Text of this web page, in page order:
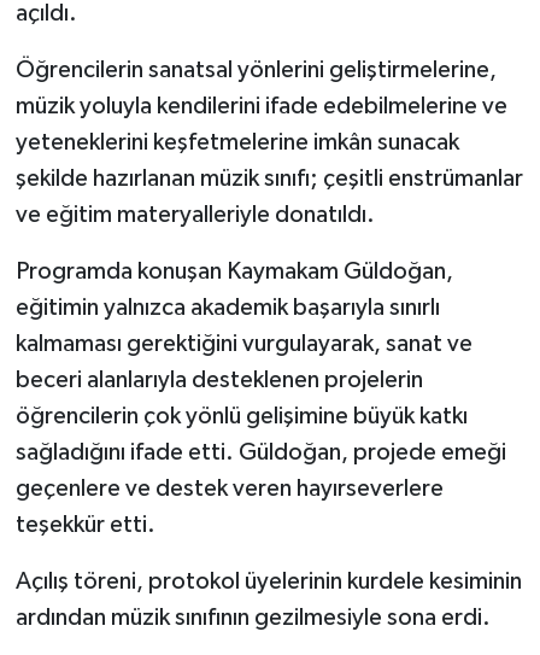
açıldı.
Öğrencilerin sanatsal yönlerini geliştirmelerine,
müzik yoluyla kendilerini ifade edebilmelerine ve
yeteneklerini keşfetmelerine imkân sunacak
şekilde hazırlanan müzik sınıfı; çeşitli enstrümanlar
ve eğitim materyalleriyle donatıldı.
Programda konuşan Kaymakam Güldoğan,
eğitimin yalnızca akademik başarıyla sınırlı
kalmaması gerektiğini vurgulayarak, sanat ve
beceri alanlarıyla desteklenen projelerin
öğrencilerin çok yönlü gelişimine büyük katkı
sağladığını ifade etti. Güldoğan, projede emeği
geçenlere ve destek veren hayırseverlere
teşekkür etti.
Açılış töreni, protokol üyelerinin kurdele kesiminin
ardından müzik sınıfının gezilmesiyle sona erdi.